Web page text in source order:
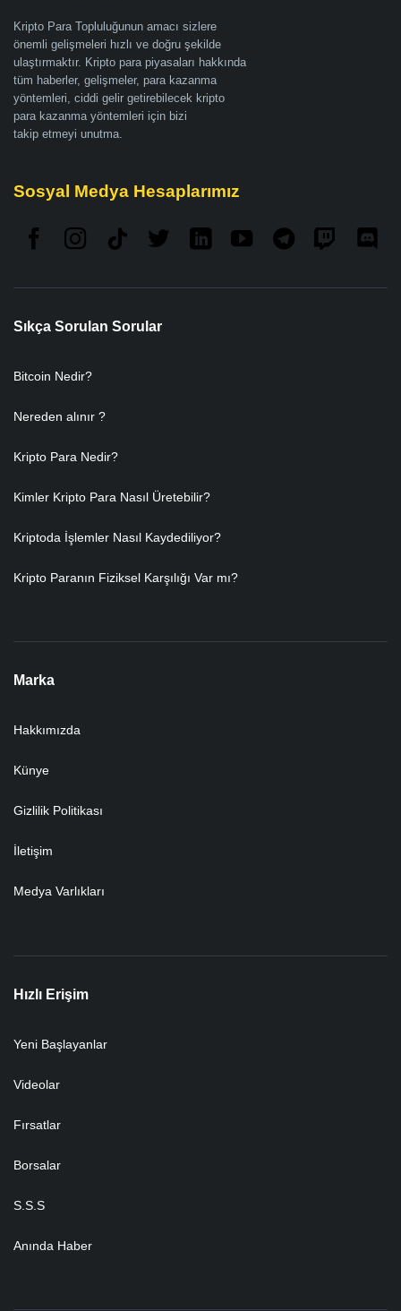
Kripto Para Topluluğunun amacı sizlere
önemli gelişmeleri hızlı ve doğru şekilde
ulaştırmaktır. Kripto para piyasaları hakkında
tüm haberler, gelişmeler, para kazanma
yöntemleri, ciddi gelir getirebilecek kripto
para kazanma yöntemleri için bizi
takip etmeyi unutma.
Sosyal Medya Hesaplarımız
Sıkça Sorulan Sorular
Bitcoin Nedir?
Nereden alınır ?
Kripto Para Nedir?
Kimler Kripto Para Nasıl Üretebilir?
Kriptoda İşlemler Nasıl Kaydediliyor?
Kripto Paranın Fiziksel Karşılığı Var mı?
Marka
Hakkımızda
Künye
Gizlilik Politikası
İletişim
Medya Varlıkları
Hızlı Erişim
Yeni Başlayanlar
Videolar
Fırsatlar
Borsalar
S.S.S
Anında Haber